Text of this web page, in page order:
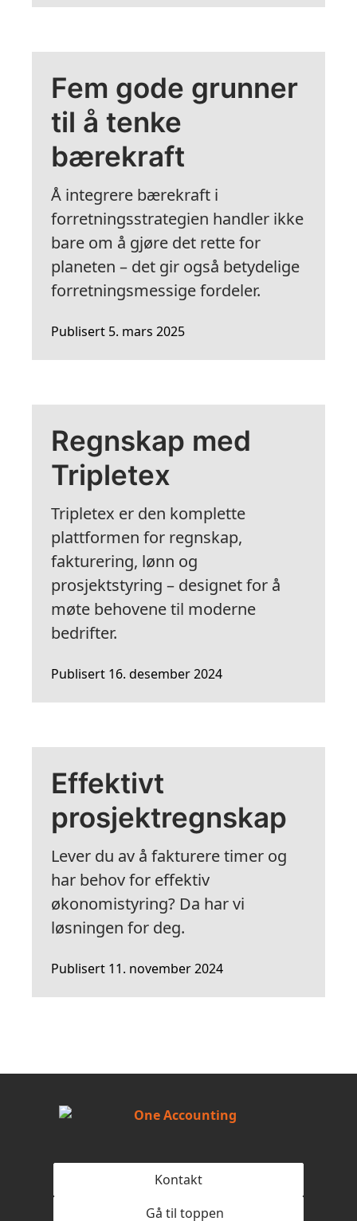
Fem gode grunner
til å tenke
bærekraft
Å integrere bærekraft i
forretningsstrategien handler ikke
bare om å gjøre det rette for
planeten – det gir også betydelige
forretningsmessige fordeler.
Publisert 5. mars 2025
Regnskap med
Tripletex
Tripletex er den komplette
plattformen for regnskap,
fakturering, lønn og
prosjektstyring – designet for å
møte behovene til moderne
bedrifter.
Publisert 16. desember 2024
Effektivt
prosjektregnskap
Lever du av å fakturere timer og
har behov for effektiv
økonomistyring? Da har vi
løsningen for deg.
Publisert 11. november 2024
Kontakt
Gå til toppen